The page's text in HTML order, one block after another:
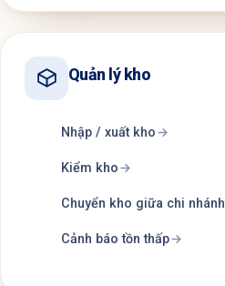
Quản lý kho
Nhập / xuất kho
Kiểm kho
Chuyển kho giữa chi nhánh
Cảnh báo tồn thấp